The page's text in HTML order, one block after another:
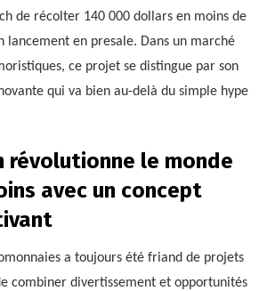
de récolter 140 000 dollars en moins de
lancement en presale. Dans un marché
ce projet se distingue par son
qui va bien au-delà du simple hype
révolutionne le monde
avec un concept
a toujours été friand de projets
combiner divertissement et opportunités